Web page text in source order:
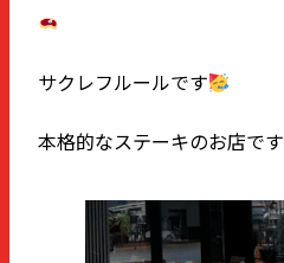
サクレフルールです
本格的なステーキのお店です